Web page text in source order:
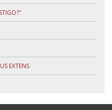
EXTENS